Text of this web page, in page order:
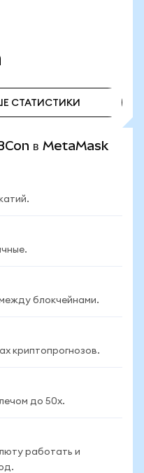
СТАТИСТИКИ
в MetaMask
между блокчейнами.
криптопрогнозов.
до 50x.
работать и